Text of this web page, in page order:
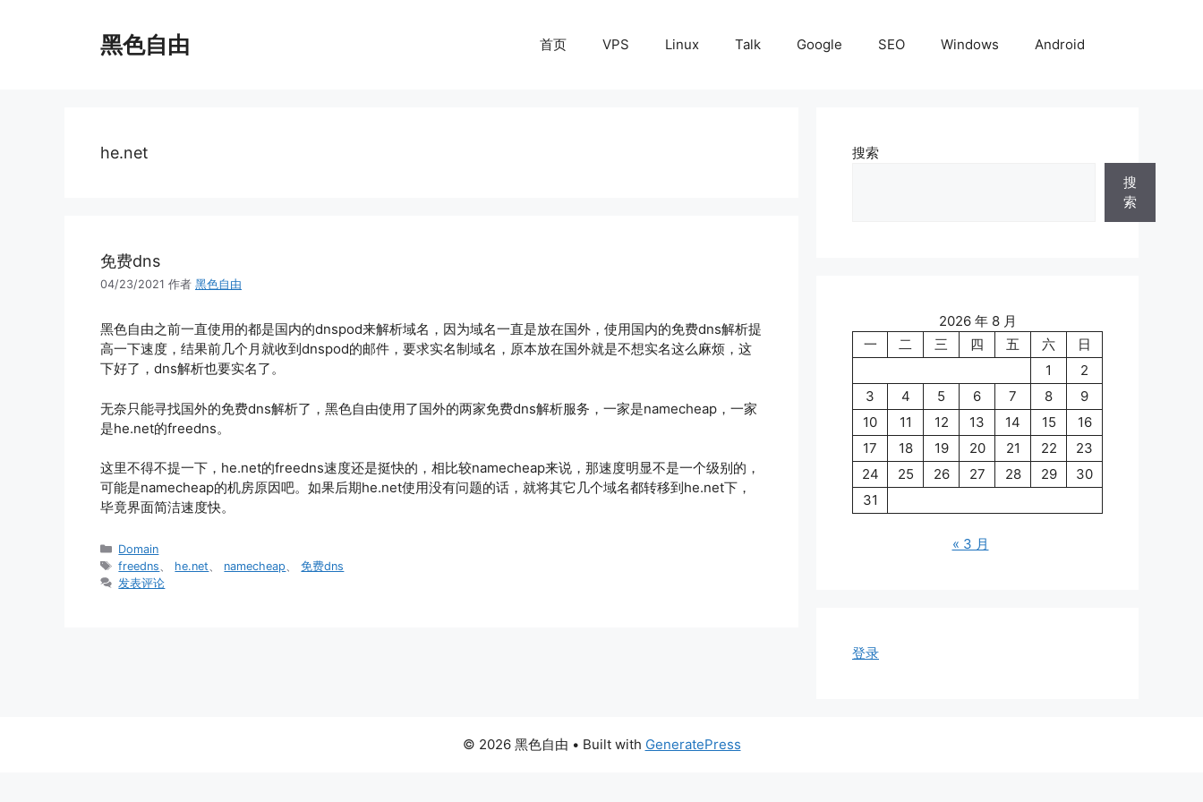
黑色自由 首页 VPS Linux Talk Google SEO Windows Android
he.net
免费dns
04/23/2021 作者 黑色自由
黑色自由之前一直使用的都是国内的dnspod来解析域名，因为域名一直是放在国外，使用国内的免费dns解析提
高一下速度，结果前几个月就收到dnspod的邮件，要求实名制域名，原本放在国外就是不想实名这么麻烦，这
下好了，dns解析也要实名了。
无奈只能寻找国外的免费dns解析了，黑色自由使用了国外的两家免费dns解析服务，一家是namecheap，一家
是he.net的freedns。
这里不得不提一下，he.net的freedns速度还是挺快的，相比较namecheap来说，那速度明显不是一个级别的，
可能是namecheap的机房原因吧。如果后期he.net使用没有问题的话，就将其它几个域名都转移到he.net下，
毕竟界面简洁速度快。
分
类
Domain
标
签
freedns he.net namecheap 、免费dns
发表评论
搜索
搜
索
2026 年 8 月
一
二 三 四 五 六
日
1
2
3
4 5 6 7 8
9
10
11 12 13 14 15
16
17
18 19 20 21 22
23
24
25 26 27 28 29
30
31
« 3 月
登录
© 2026 黑色自由 • Built with GeneratePress